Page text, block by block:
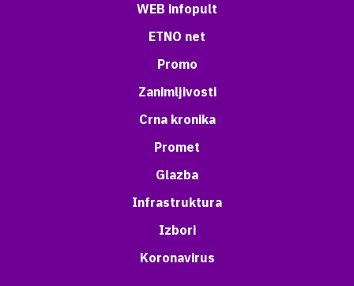
WEB infopult
ETNO net
Promo
Zanimljivosti
Crna kronika
Promet
Glazba
Infrastruktura
Izbori
Koronavirus